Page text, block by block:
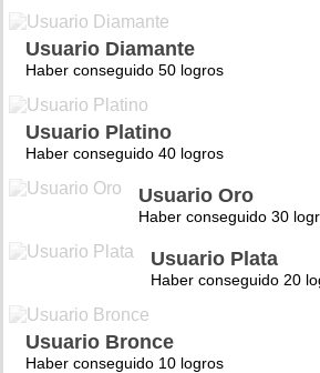
Usuario Diamante
Haber conseguido 50 logros
Usuario Platino
Haber conseguido 40 logros
Usuario Oro
Haber conseguido 30
Usuario Plata
Haber conseguido 20
Usuario Bronce
Haber conseguido 10 logros